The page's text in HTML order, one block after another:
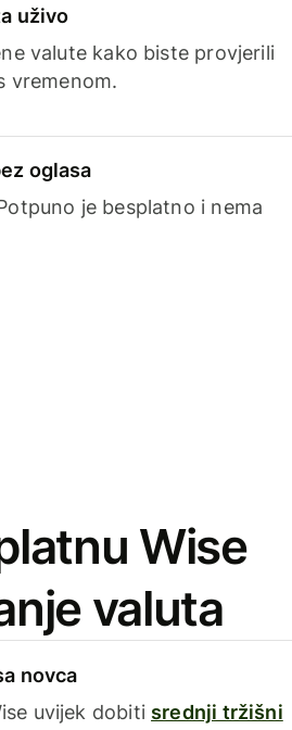
uživo
valute kako biste provjerili
vremenom.
oglasa
je besplatno i nema
Wise
valuta
novca
uvijek dobiti srednji tržišni